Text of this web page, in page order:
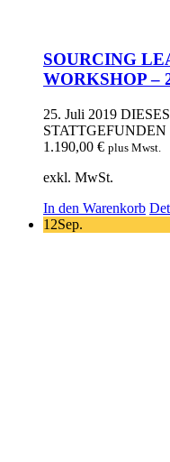
SOURCING
WORKSHOP –
25. Juli 2019
STATTGEFUNDEN
1.190,00 € plus Mwst.
exkl. MwSt.
In den Warenkorb
12Sep.